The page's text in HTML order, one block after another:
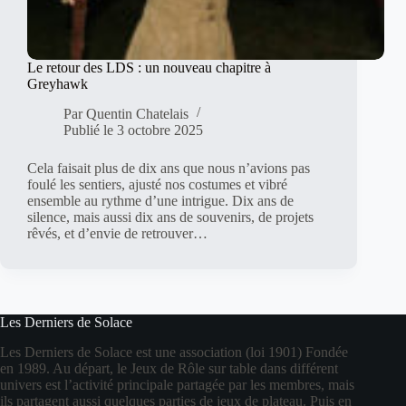
Le retour des LDS : un nouveau chapitre à
Greyhawk
Par Quentin Chatelais
Publié le 3 octobre 2025
Cela faisait plus de dix ans que nous n’avions pas
foulé les sentiers, ajusté nos costumes et vibré
ensemble au rythme d’une intrigue. Dix ans de
silence, mais aussi dix ans de souvenirs, de projets
rêvés, et d’envie de retrouver…
Les Derniers de Solace
Les Derniers de Solace est une association (loi 1901) Fondée
en 1989. Au départ, le Jeux de Rôle sur table dans différent
univers est l’activité principale partagée par les membres, mais
ils partagent aussi quelques parties de jeux de plateau. Puis en